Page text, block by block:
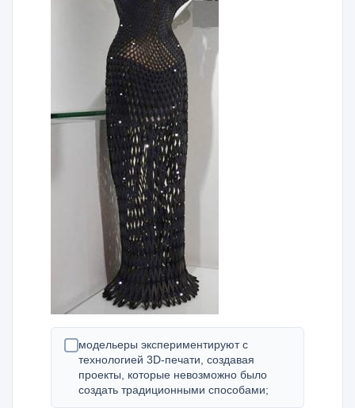
модельеры экспериментируют с
технологией 3D-печати, создавая
проекты, которые невозможно было
создать традиционными способами;